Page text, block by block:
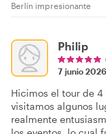
Berlín impresionante
Philip
7 junio 2026
Hicimos el tour de 4
visitamos algunos
realmente